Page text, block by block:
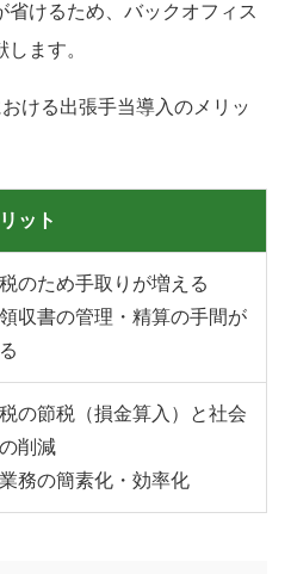
けるため、バックオフィス
ます。
ける出張手当導入のメリッ
ット
税のため手取りが増える
領収書の管理・精算の手間が
税の節税（損金算入）と社会
削減
業務の簡素化・効率化